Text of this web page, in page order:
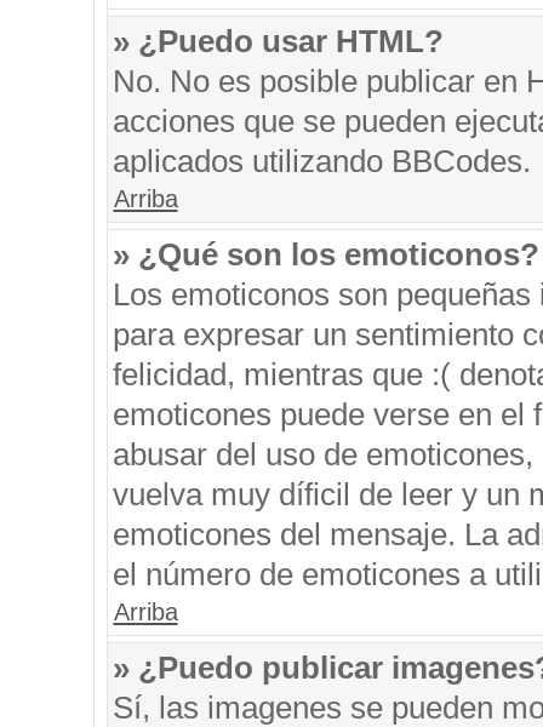
» ¿Puedo usar HTML?
No. No es posible publicar en
acciones que se pueden
aplicados utilizando BBCodes.
Arriba
» ¿Qué son los emoticonos?
Los emoticonos son
para expresar un sentimiento
felicidad, mientras que :(
emoticones puede verse en el
abusar del uso de
vuelva muy díficil de leer y un
emoticones del mensaje. La
el número de emoticones a
Arriba
» ¿Puedo publicar
Sí, las imagenes se pueden